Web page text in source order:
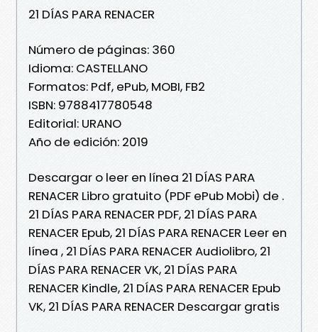
21 DÍAS PARA RENACER
Número de páginas: 360
Idioma: CASTELLANO
Formatos: Pdf, ePub, MOBI, FB2
ISBN: 9788417780548
Editorial: URANO
Año de edición: 2019
Descargar o leer en línea 21 DÍAS PARA
RENACER Libro gratuito (PDF ePub Mobi) de .
21 DÍAS PARA RENACER PDF, 21 DÍAS PARA
RENACER Epub, 21 DÍAS PARA RENACER Leer en
línea , 21 DÍAS PARA RENACER Audiolibro, 21
DÍAS PARA RENACER VK, 21 DÍAS PARA
RENACER Kindle, 21 DÍAS PARA RENACER Epub
VK, 21 DÍAS PARA RENACER Descargar gratis